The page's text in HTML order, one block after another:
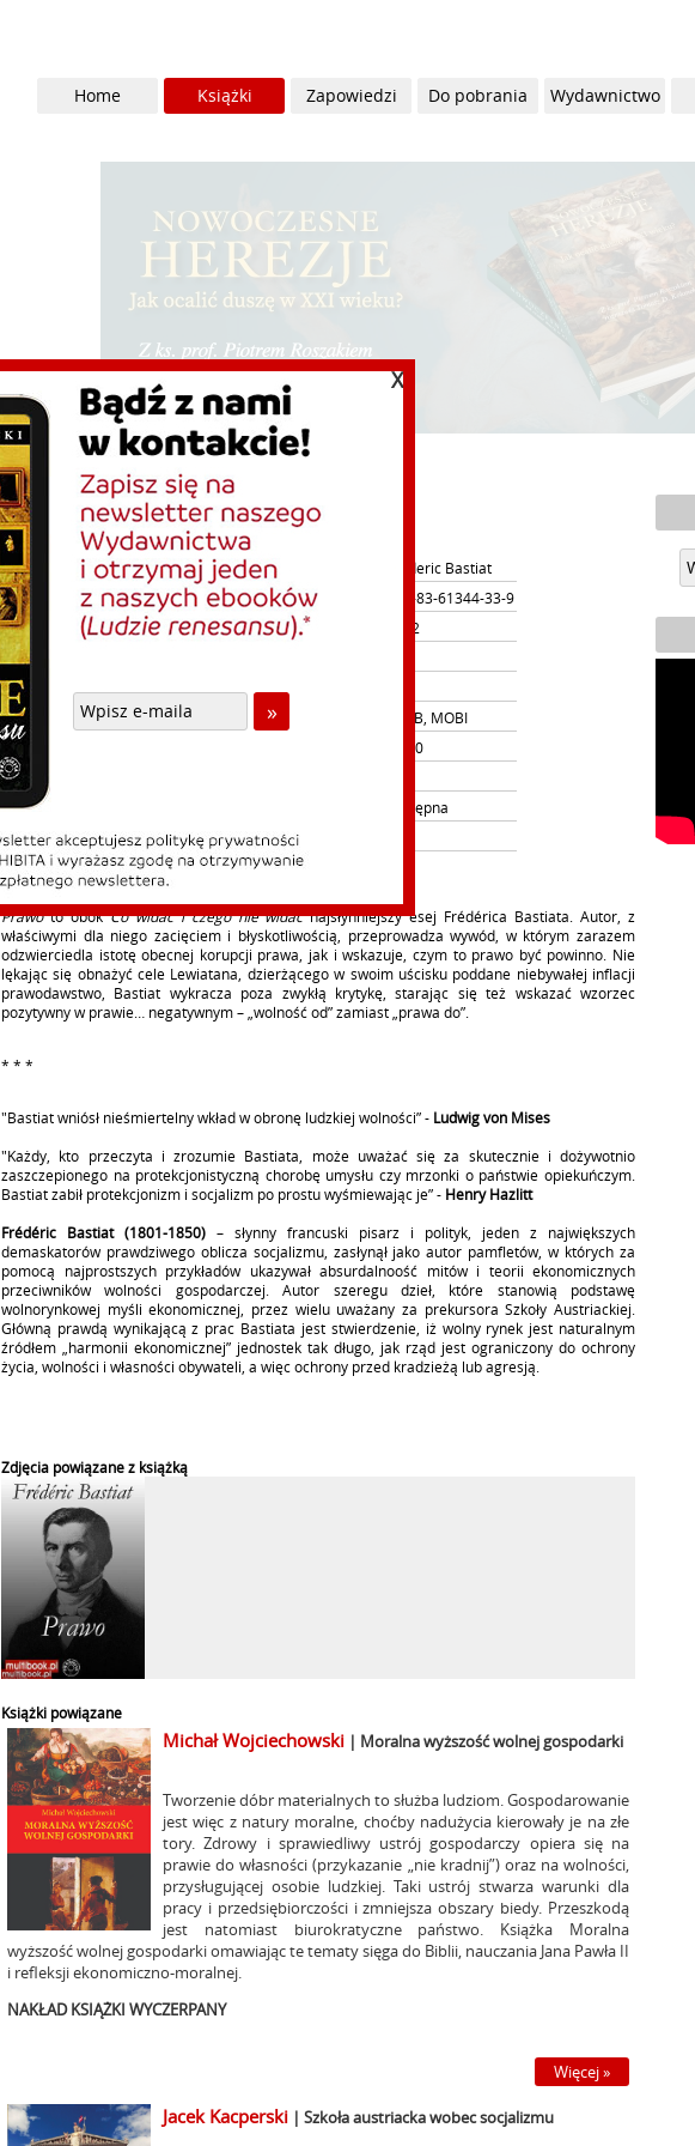
Wydawnictwo
Do pobrania
Zapowiedzi
Książki
Home
Prawo EBOOK - Frederic Bastiat
Autor:
Frederic Bastiat
ISBN:
978-83-61344-33-9
Rok wydania
2012
Format:
EPUB, MOBI
12.00
dostępna
Ebook:
Prawoto obokCo widać i czego nie widaćnajsłynniejszy esej Frédérica Bastiata. Autor, z
właściwymi dla niego zacięciem i błyskotliwością, przeprowadza wywód, w którym zarazem
odzwierciedla istotę obecnej korupcji prawa, jak i wskazuje, czym to prawo być powinno. Nie
lękając się obnażyć cele Lewiatana, dzierżącego w swoim uścisku poddane niebywałej inflacji
prawodawstwo, Bastiat wykracza poza zwykłą krytykę, starając się też wskazać wzorzec
pozytywny w prawie… negatywnym – „wolność od” zamiast „prawa do”.
* * *
"Bastiat wniósł nieśmiertelny wkład w obronę ludzkiej wolności” - Ludwig von Mises
"Każdy, kto przeczyta i zrozumie Bastiata, może uważać się za skutecznie i dożywotnio
zaszczepionego na protekcjonistyczną chorobę umysłu czy mrzonki o państwie opiekuńczym.
Bastiat zabił protekcjonizm i socjalizm po prostu wyśmiewając je” - Henry Hazlitt
Frédéric Bastiat (1801-1850) – słynny francuski pisarz i polityk, jeden z największych
demaskatorów prawdziwego oblicza socjalizmu, zasłynął jako autor pamfletów, w których za
pomocą najprostszych przykładów ukazywał absurdalnoość mitów i teorii ekonomicznych
przeciwników wolności gospodarczej. Autor szeregu dzieł, które stanowią podstawę
wolnorynkowej myśli ekonomicznej, przez wielu uważany za prekursora Szkoły Austriackiej.
Główną prawdą wynikającą z prac Bastiata jest stwierdzenie, iż wolny rynek jest naturalnym
źródłem „harmonii ekonomicznej” jednostek tak długo, jak rząd jest ograniczony do ochrony
życia, wolności i własności obywateli, a więc ochrony przed kradzieżą lub agresją.
Zdjęcia powiązane z książką
Książki powiązane
Michał Wojciechowski | Moralna wyższość wolnej gospodarki
Tworzenie dóbr materialnych to służba ludziom. Gospodarowanie
jest więc z natury moralne, choćby nadużycia kierowały je na złe
tory. Zdrowy i sprawiedliwy ustrój gospodarczy opiera się na
prawie do własności (przykazanie „nie kradnij”) oraz na wolności,
przysługującej osobie ludzkiej. Taki ustrój stwarza warunki dla
pracy i przedsiębiorczości i zmniejsza obszary biedy. Przeszkodą
jest natomiast biurokratyczne państwo. Książka Moralna
wyższość wolnej gospodarki omawiając te tematy sięga do Biblii, nauczania Jana Pawła II
i refleksji ekonomiczno-moralnej.
NAKŁAD KSIĄŻKI WYCZERPANY
Więcej »
Jacek Kacperski | Szkoła austriacka wobec socjalizmu
X